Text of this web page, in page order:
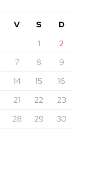
V S
D
1
2
7 8
9
14 15
16
21 22
23
28 29
30